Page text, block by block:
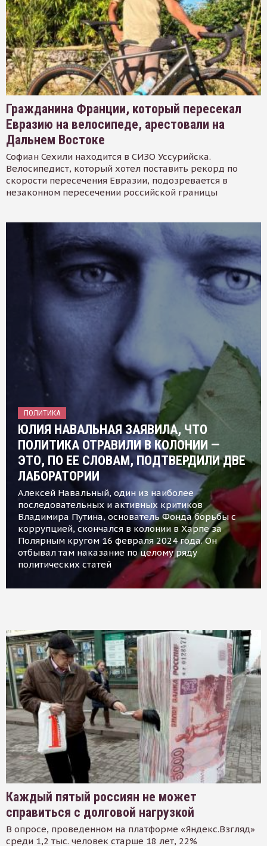
Гражданина Франции, который пересекал
Евразию на велосипеде, арестовали на
Дальнем Востоке
Софиан Сехили находится в СИЗО Уссурийска.
Велосипедист, который хотел поставить рекорд по
скорости пересечения Евразии, подозревается в
незаконном пересечении российской границы
ПОЛИТИКА
ЮЛИЯ НАВАЛЬНАЯ ЗАЯВИЛА, ЧТО
ПОЛИТИКА ОТРАВИЛИ В КОЛОНИИ —
ЭТО, ПО ЕЕ СЛОВАМ, ПОДТВЕРДИЛИ ДВЕ
ЛАБОРАТОРИИ
Алексей Навальный, один из наиболее
последовательных и активных критиков
Владимира Путина, основатель Фонда борьбы с
коррупцией, скончался в колонии в Харпе за
Полярным кругом 16 февраля 2024 года. Он
отбывал там наказание по целому ряду
политических статей
Каждый пятый россиян не может
справиться с долговой нагрузкой
В опросе, проведенном на платформе «Яндекс.Взгляд»
среди 1,2 тыс. человек старше 18 лет, 22%